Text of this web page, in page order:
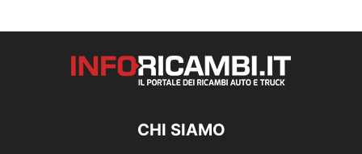
CHI SIAMO